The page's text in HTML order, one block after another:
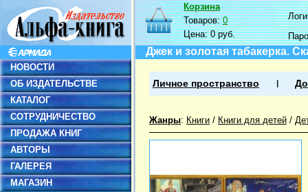
НОВОСТИ
ОБ ИЗДАТЕЛЬСТВЕ
КАТАЛОГ
СОТРУДНИЧЕСТВО
ПРОДАЖА КНИГ
АВТОРЫ
ГАЛЕРЕЯ
МАГАЗИН
Корзина
Товаров:0
Цена:0 руб.
Джек и золотая табакерка.
Личное пространство
Жанры: Книги / Книги для детей /